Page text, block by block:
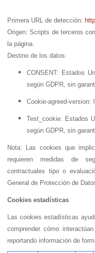
Primera URL de detección:
Origen: Scripts de terceros
la página.
Destino de los datos:
CONSENT: Estados
según GDPR, sin
Cookie-agreed-version:
Test_cookie: Estados
según GDPR, sin
Nota: Las cookies que
requieren medidas de
contractuales tipo o
General de Protección de
Cookies estadísticas
Las cookies estadísticas
comprender cómo
reportando información de